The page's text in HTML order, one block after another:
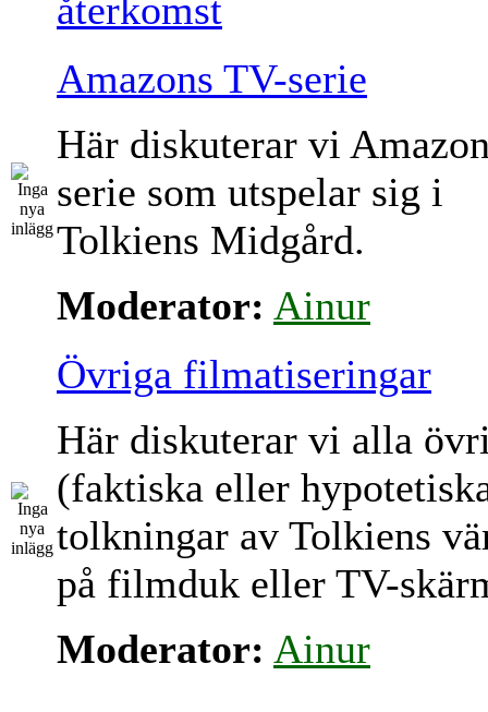
återkomst
Amazons TV-serie
Här diskuterar vi
serie som utspelar sig i
Tolkiens Midgård.
Moderator: Ainur
Övriga filmatiseringar
Här diskuterar vi alla
(faktiska eller
tolkningar av Tolkiens
på filmduk eller TV-
Moderator: Ainur